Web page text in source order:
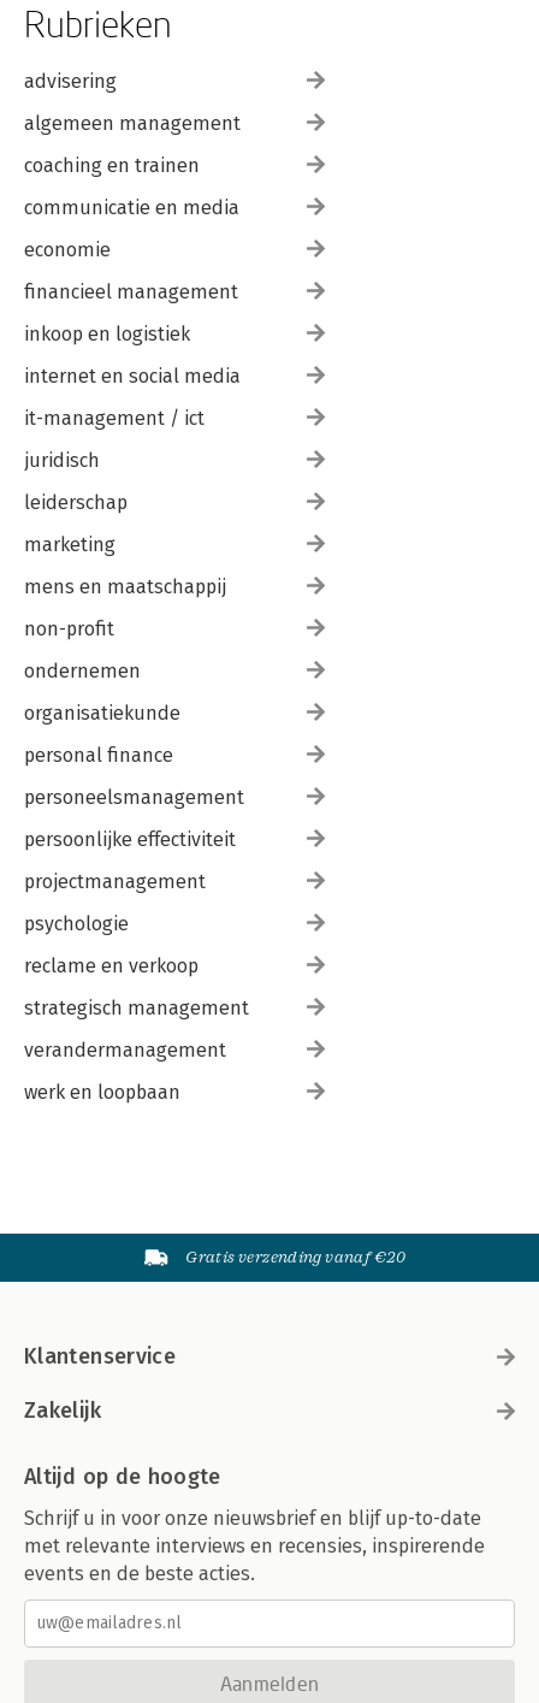
Rubrieken
advisering
algemeen management
coaching en trainen
communicatie en media
economie
financieel management
inkoop en logistiek
internet en social media
it-management / ict
juridisch
leiderschap
marketing
mens en maatschappij
non-profit
ondernemen
organisatiekunde
personal finance
personeelsmanagement
persoonlijke effectiviteit
projectmanagement
psychologie
reclame en verkoop
strategisch management
verandermanagement
werk en loopbaan
Gratis verzending vanaf €20
Klantenservice
Zakelijk
Altijd op de hoogte
Schrijf u in voor onze nieuwsbrief en blijf up-to-date
met relevante interviews en recensies, inspirerende
events en de beste acties.
Aanmelden